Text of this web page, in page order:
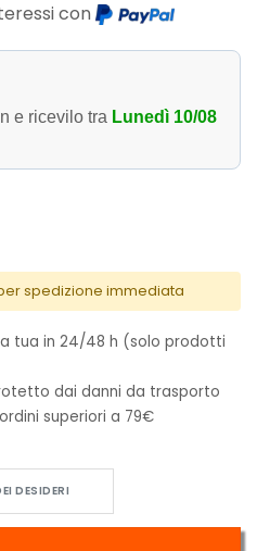
con
e ricevilo tra Lunedì 10/08
spedizione immediata
tua in 24/48 h (solo prodotti
dai danni da trasporto
superiori a 79€
quantità